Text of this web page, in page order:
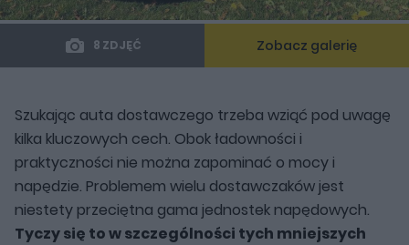
8 ZDJĘĆ Zobacz galerię
Szukając auta dostawczego trzeba wziąć pod uwagę
kilka kluczowych cech. Obok ładowności i
praktyczności nie można zapominać o mocy i
napędzie. Problemem wielu dostawczaków jest
niestety przeciętna gama jednostek napędowych.
Tyczy się to w szczególności tych mniejszych